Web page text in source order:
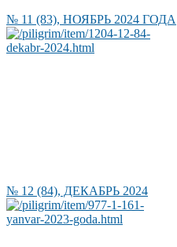
№ 11 (83), НОЯБРЬ 2024 ГОДА
№ 12 (84), ДЕКАБРЬ 2024